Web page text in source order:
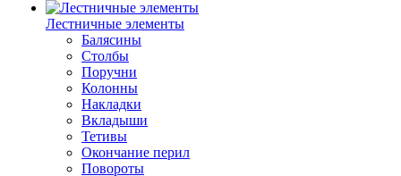
Лестничные элементы
Балясины
Столбы
Поручни
Колонны
Накладки
Вкладыши
Тетивы
Окончание перил
Повороты